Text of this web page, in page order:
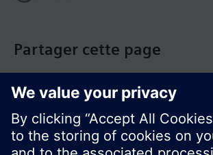
Partager cette page